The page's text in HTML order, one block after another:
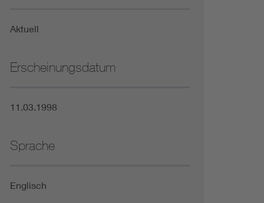
Aktuell
Erscheinungsdatum
11.03.1998
Sprache
Englisch